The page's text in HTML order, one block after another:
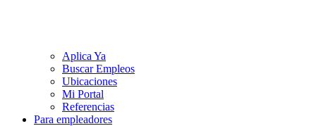
Aplica Ya
Buscar Empleos
Ubicaciones
Mi Portal
Referencias
Para empleadores